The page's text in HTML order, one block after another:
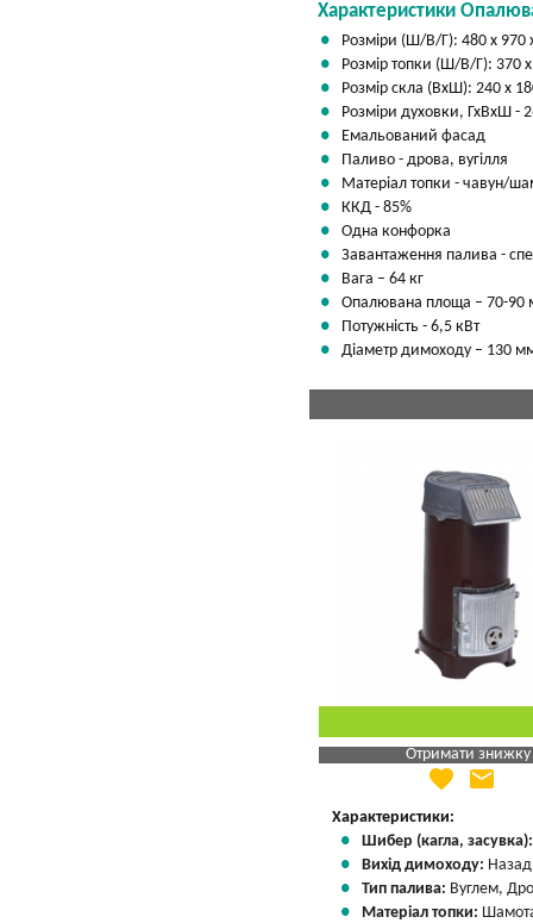
Характеристики
Розміри (Ш/В/Г): 480 х 970
Розмір топки (Ш/В/Г): 370
Розмір скла (ВхШ): 240 х
Розміри духовки, ГхВхШ -
Емальований фасад
Паливо - дрова, вугілля
Матеріал топки - чавун/
ККД - 85%
Одна конфорка
Завантаження палива -
Вага – 64 кг
Опалювана площа – 70-90
Потужність - 6,5 кВт
Діаметр димоходу – 130
Отримати знижку
Яка Ваша ціна
Вказати мою ціну
favorite email
Характеристики:
Шибер (кагла,
Вихід димоходу: Назад
Тип палива: Вуглем,
Матеріал топки: